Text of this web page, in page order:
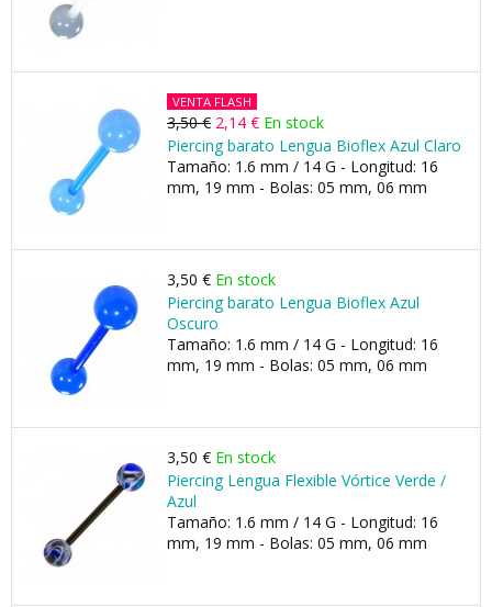
VENTA FLASH
3,50 € 2,14 € En stock
Piercing barato Lengua Bioflex Azul Claro
Tamaño: 1.6 mm / 14 G - Longitud: 16
mm, 19 mm - Bolas: 05 mm, 06 mm
3,50 € En stock
Piercing barato Lengua Bioflex Azul
Oscuro
Tamaño: 1.6 mm / 14 G - Longitud: 16
mm, 19 mm - Bolas: 05 mm, 06 mm
3,50 € En stock
Piercing Lengua Flexible Vórtice Verde /
Azul
Tamaño: 1.6 mm / 14 G - Longitud: 16
mm, 19 mm - Bolas: 05 mm, 06 mm